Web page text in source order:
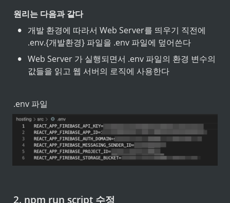
원리는 다음과 같다
• 개발 환경에 따라서 Web Server를 띄우기 직전에
.env.{개발환경} 파일을 .env 파일에 덮어쓴다
• Web Server 가 실행되면서 .env 파일의 환경 변수의
값들을 읽고 웹 서버의 로직에 사용한다
.env 파일
2. npm run script 수정